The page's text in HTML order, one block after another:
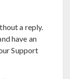
a reply.
have an
Support